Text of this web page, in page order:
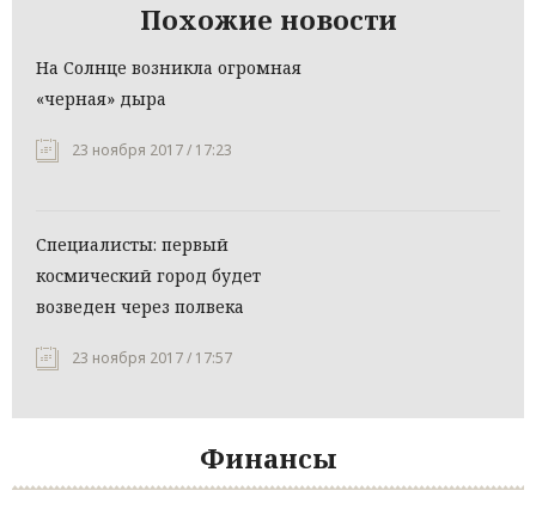
Похожие новости
На Солнце возникла огромная
«черная» дыра
23 ноября 2017 / 17:23
Специалисты: первый
космический город будет
возведен через полвека
23 ноября 2017 / 17:57
Финансы